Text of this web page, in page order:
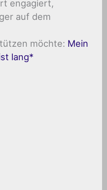
engagiert,
auf dem
möchte: Mein
lang